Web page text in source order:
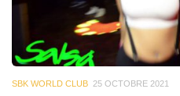
SBK WORLD CLUB 25 OCTOBRE 2021